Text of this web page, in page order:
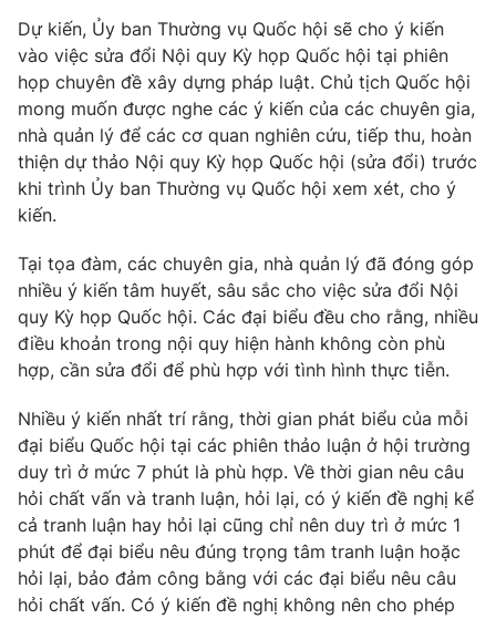
Thị trường
Tư vấn
Lịch phát sóng
Chuyên mục khác
Emagazine Podcast
Photo Infographic
Video Shorts video
VTV Money VTV Thể thao
Thị trường 24h Tấm lòng Việt
VTV4 Vươn mình bằng AI
VTV9 VTV8
Dự kiến, Ủy ban Thường vụ Quốc hội sẽ cho ý kiến
vào việc sửa đổi Nội quy Kỳ họp Quốc hội tại phiên
họp chuyên đề xây dựng pháp luật. Chủ tịch Quốc hội
mong muốn được nghe các ý kiến của các chuyên gia,
nhà quản lý để các cơ quan nghiên cứu, tiếp thu, hoàn
thiện dự thảo Nội quy Kỳ họp Quốc hội (sửa đổi) trước
khi trình Ủy ban Thường vụ Quốc hội xem xét, cho ý
kiến.
Tại tọa đàm, các chuyên gia, nhà quản lý đã đóng góp
nhiều ý kiến tâm huyết, sâu sắc cho việc sửa đổi Nội
quy Kỳ họp Quốc hội. Các đại biểu đều cho rằng, nhiều
điều khoản trong nội quy hiện hành không còn phù
hợp, cần sửa đổi để phù hợp với tình hình thực tiễn.
Nhiều ý kiến nhất trí rằng, thời gian phát biểu của mỗi
đại biểu Quốc hội tại các phiên thảo luận ở hội trường
duy trì ở mức 7 phút là phù hợp. Về thời gian nêu câu
hỏi chất vấn và tranh luận, hỏi lại, có ý kiến đề nghị kể
cả tranh luận hay hỏi lại cũng chỉ nên duy trì ở mức 1
phút để đại biểu nêu đúng trọng tâm tranh luận hoặc
hỏi lại, bảo đảm công bằng với các đại biểu nêu câu
hỏi chất vấn. Có ý kiến đề nghị không nên cho phép